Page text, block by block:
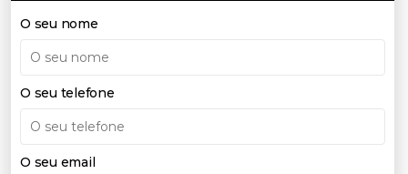
O seu nome
O seu telefone
O seu email